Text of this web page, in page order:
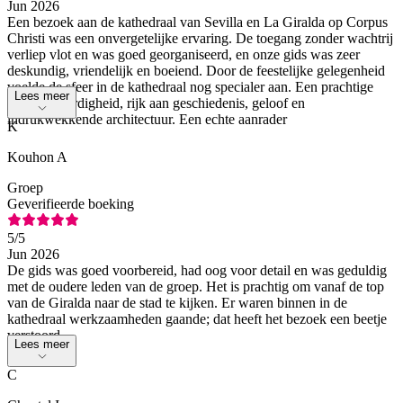
Jun 2026
Een bezoek aan de kathedraal van Sevilla en La Giralda op Corpus
Christi was een onvergetelijke ervaring. De toegang zonder wachtrij
verliep vlot en was goed georganiseerd, en onze gids was zeer
deskundig, vriendelijk en boeiend. Door de feestelijke gelegenheid
voelde de sfeer in de kathedraal nog specialer aan. Een prachtige
bezienswaardigheid, rijk aan geschiedenis, geloof en
indrukwekkende architectuur. Een echte aanrader
Lees meer
K
Kouhon A
Groep
Geverifieerde boeking
5/5
Jun 2026
De gids was goed voorbereid, had oog voor detail en was geduldig
met de oudere leden van de groep. Het is prachtig om vanaf de top
van de Giralda naar de stad te kijken. Er waren binnen in de
kathedraal werkzaamheden gaande; dat heeft het bezoek een beetje
verstoord.
Lees meer
C